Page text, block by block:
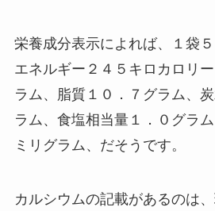
栄養成分表示によれば、１袋５
エネルギー２４５キロカロリ
ラム、脂質１０．７グラム、
ラム、食塩相当量１．０グラ
ミリグラム、だそうです。
カルシウムの記載があるのは